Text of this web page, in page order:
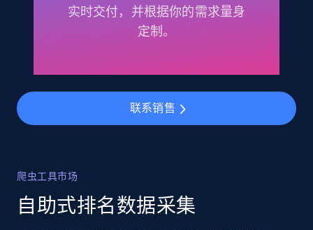
实时交付，并根据你的需求量身
定制。
联系销售
爬虫工具市场
自助式排名数据采集